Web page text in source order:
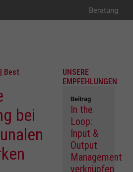
Beratung
Best
bei
UNSERE
EMPFEHLUNGEN
Beitrag
In the
Loop:
Input &
Output
Management
verknüpfen